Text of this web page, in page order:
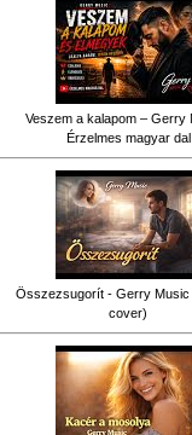
Veszem a kalapom – Gerry
Érzelmes magyar dal
Összezsugorít - Gerry Music
cover)